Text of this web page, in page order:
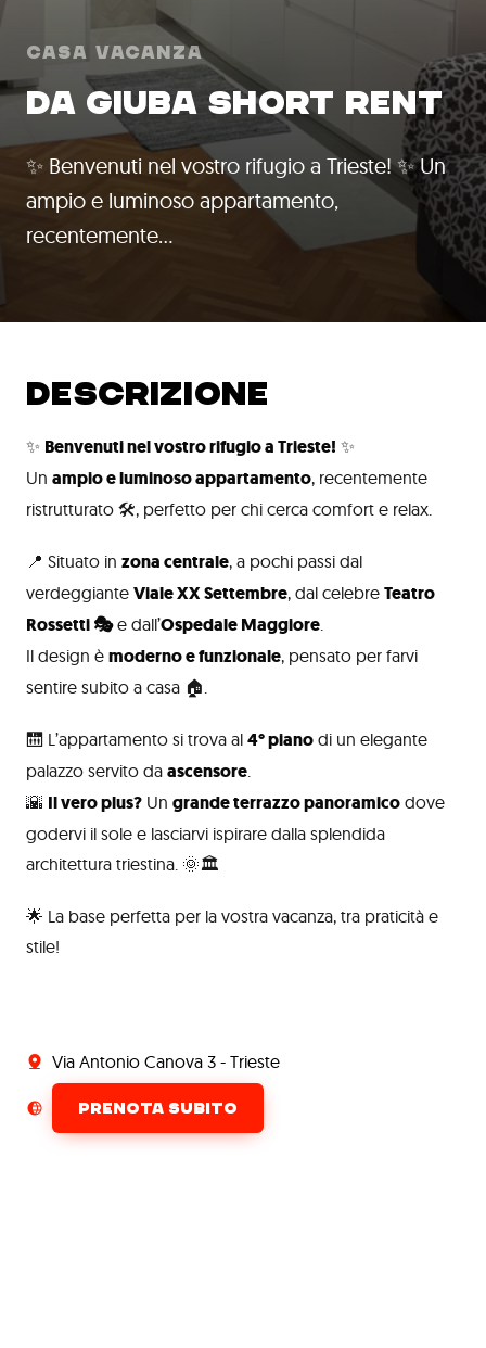
Casa Vacanza
DA GIUBA SHORT RENT
✨ Benvenuti nel vostro rifugio a Trieste! ✨ Un
ampio e luminoso appartamento,
recentemente…
DESCRIZIONE
✨ Benvenuti nel vostro rifugio a Trieste! ✨
Un ampio e luminoso appartamento, recentemente
ristrutturato 🛠️, perfetto per chi cerca comfort e relax.
📍 Situato in zona centrale, a pochi passi dal
verdeggiante Viale XX Settembre, dal celebre Teatro
Rossetti 🎭e dall’Ospedale Maggiore.
Il design è moderno e funzionale, pensato per farvi
sentire subito a casa 🏠.
🛗 L’appartamento si trova al 4° piano di un elegante
palazzo servito da ascensore.
🌇 Il vero plus? Un grande terrazzo panoramico dove
godervi il sole e lasciarvi ispirare dalla splendida
architettura triestina. 🌞🏛️
🌟 La base perfetta per la vostra vacanza, tra praticità e
stile!
Via Antonio Canova 3 - Trieste
PRENOTA SUBITO